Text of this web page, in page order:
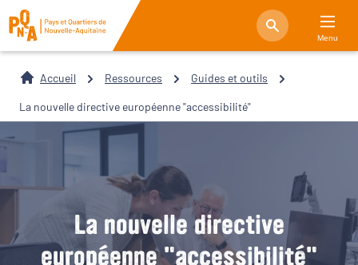
Menu
Accueil Ressources Guides et outils
La nouvelle directive européenne "accessibilité"
La nouvelle directive
européenne "accessibilité"